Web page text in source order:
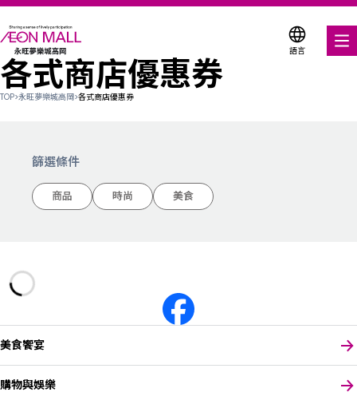
語言
美食饗宴
各式商店優惠券
服務與設施
關於我們
各式商店優惠券
TOP>永旺夢樂城高岡>各式商店優惠券
篩選條件
商品 時尚 美食
美食饗宴
購物與娛樂